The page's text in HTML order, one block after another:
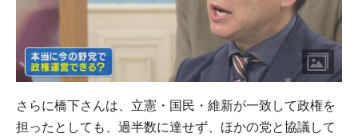
さらに橋下さんは、立憲・国民・維新が一致して政権を
担ったとしても、過半数に達せず、ほかの党と協議して